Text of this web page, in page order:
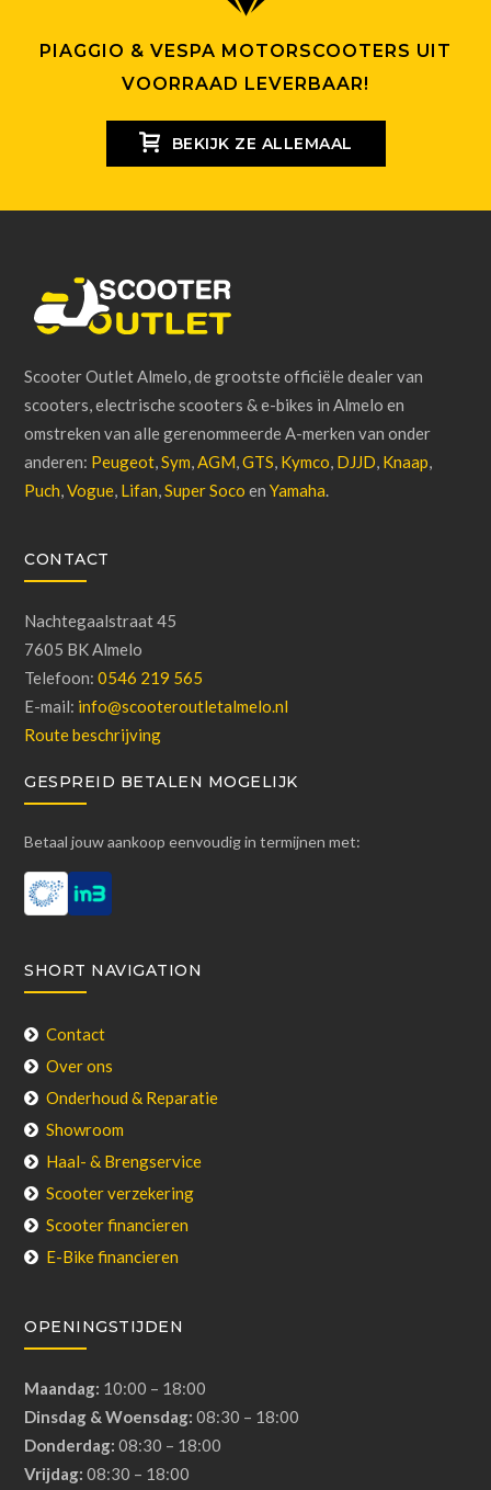
PIAGGIO & VESPA MOTORSCOOTERS UIT
VOORRAAD LEVERBAAR!
BEKIJK ZE ALLEMAAL
Scooter Outlet Almelo, de grootste officiële dealer van
scooters, electrische scooters & e-bikes in Almelo en
omstreken van alle gerenommeerde A-merken van onder
anderen: Peugeot,Sym,AGM,GTS, Kymco, DJJD, Knaap,
Puch,Vogue, Lifan,Super Soco enYamaha.
CONTACT
Nachtegaalstraat 45
7605 BK Almelo
Telefoon:0546 219 565
E-mail: info@scooteroutletalmelo.nl
Route beschrijving
GESPREID BETALEN MOGELIJK
Betaal jouw aankoop eenvoudig in termijnen met:
SHORT NAVIGATION
Contact
Over ons
Onderhoud & Reparatie
Showroom
Haal- & Brengservice
Scooter verzekering
Scooter financieren
E-Bike financieren
OPENINGSTIJDEN
Maandag: 10:00 – 18:00
Dinsdag & Woensdag: 08:30 – 18:00
Donderdag: 08:30 – 18:00
Vrijdag: 08:30 – 18:00